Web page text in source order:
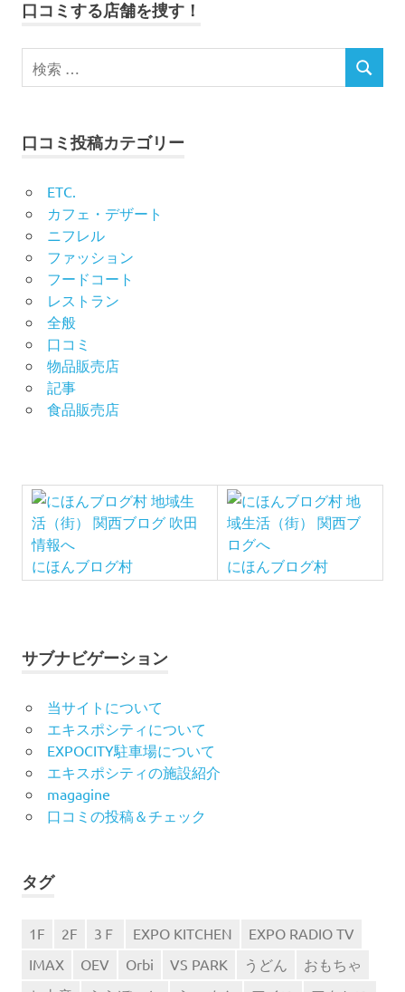
サ
ト
で
す
さ
口
コ
ミ
を
お
待
し
て
い
ま
す
口コミする店舗を捜す！
口コミ投稿カテゴリー
ETC.
カフェ・デザート
ニフレル
ファッション
フードコート
レストラン
全般
口コミ
物品販売店
記事
食品販売店
にほんブログ村 にほんブログ村
サブナビゲーション
当サイトについて
エキスポシティについて
EXPOCITY駐車場について
エキスポシティの施設紹介
magagine
口コミの投稿＆チェック
タグ
1F 2F 3Ｆ EXPO KITCHEN
EXPO RADIO TV
IMAX
OEV Orbi VS PARK うどん
おもちゃ